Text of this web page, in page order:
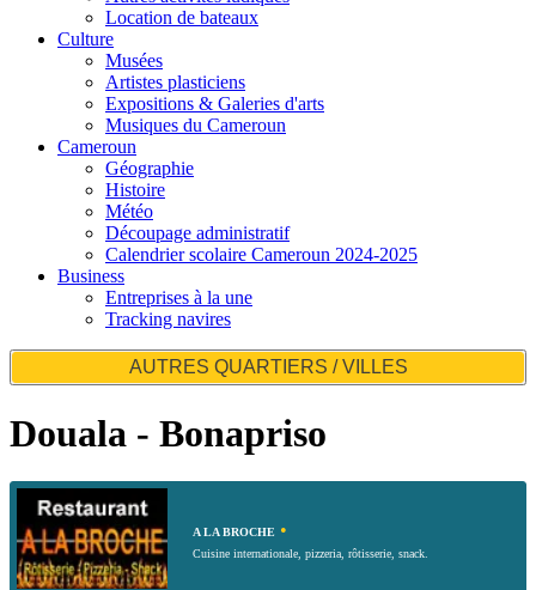
Location de bateaux
Culture
Musées
Artistes plasticiens
Expositions & Galeries d'arts
Musiques du Cameroun
Cameroun
Géographie
Histoire
Météo
Découpage administratif
Calendrier scolaire Cameroun 2024-2025
Business
Entreprises à la une
Tracking navires
AUTRES QUARTIERS / VILLES
Douala - Bonapriso
A LA BROCHE •
Cuisine internationale, pizzeria, rôtisserie, snack.